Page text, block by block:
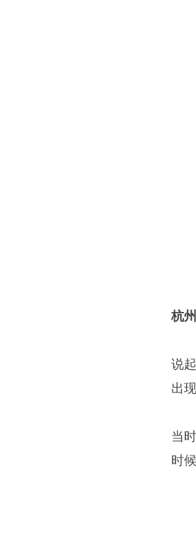
杭
说
出
当
时